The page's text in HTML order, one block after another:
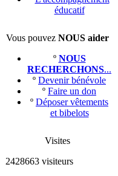
éducatif
Vous pouvez NOUS aider
º NOUS
RECHERCHONS...
º Devenir bénévole
º Faire un don
º Déposer vêtements
et bibelots
Visites
2428663 visiteurs